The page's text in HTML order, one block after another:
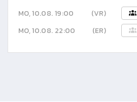
MO, 10.08. 19:00
(VR)
MO, 10.08. 22:00
(ER)